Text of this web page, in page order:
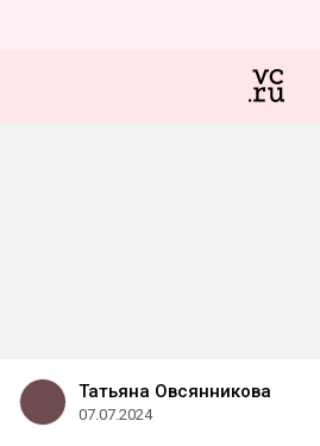
Татьяна Овсянникова
07.07.2024